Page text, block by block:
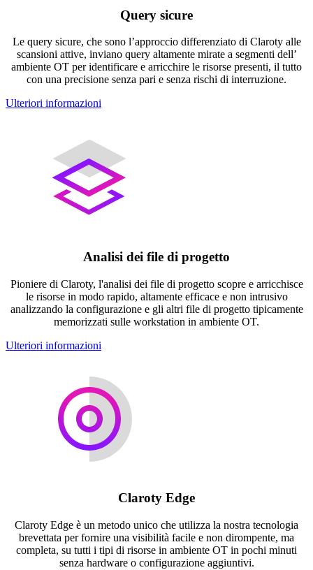
Query sicure
Le query sicure, che sono l’approccio differenziato di Claroty alle
scansioni attive, inviano query altamente mirate a segmenti dell’
ambiente OT per identificare e arricchire le risorse presenti, il tutto
con una precisione senza pari e senza rischi di interruzione.
Ulteriori informazioni
Analisi dei file di progetto
Pioniere di Claroty, l'analisi dei file di progetto scopre e arricchisce
le risorse in modo rapido, altamente efficace e non intrusivo
analizzando la configurazione e gli altri file di progetto tipicamente
memorizzati sulle workstation in ambiente OT.
Ulteriori informazioni
Claroty Edge
Claroty Edge è un metodo unico che utilizza la nostra tecnologia
brevettata per fornire una visibilità facile e non dirompente, ma
completa, su tutti i tipi di risorse in ambiente OT in pochi minuti
senza hardware o configurazione aggiuntivi.